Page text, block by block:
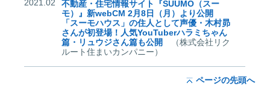
2021.02
不動産・住宅情報サイト『SUUMO（スー
モ）』新webCM 2月8日（月）より公開
「スーモハウス」の住人として声優・木村昴
さんが初登場！人気YouTuberハラミちゃん
篇・リュウジさん篇も公開
（株式会社リク
ルート住まいカンパニー）
ページの先頭へ